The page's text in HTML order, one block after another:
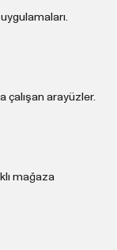
çalışan arayüzler.
mağaza